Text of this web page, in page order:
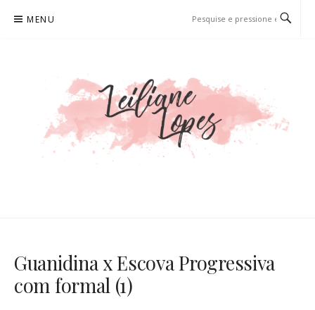
para
MENU
Guanidina x Escova Progressiva
com formal (1)